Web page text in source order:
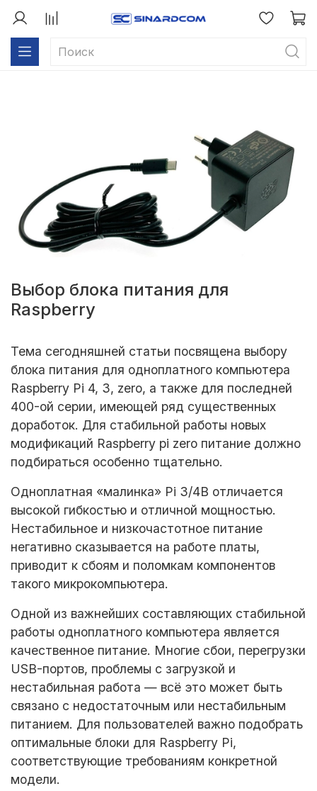
Выбор блока питания для
Raspberry
Тема сегодняшней статьи посвящена выбору
блока питания для одноплатного компьютера
Raspberry Pi 4, 3, zero, а также для последней
400-ой серии, имеющей ряд существенных
доработок. Для стабильной работы новых
модификаций Raspberry pi zero питание должно
подбираться особенно тщательно.
Одноплатная «малинка» Pi 3/4B отличается
высокой гибкостью и отличной мощностью.
Нестабильное и низкочастотное питание
негативно сказывается на работе платы,
приводит к сбоям и поломкам компонентов
такого микрокомпьютера.
Одной из важнейших составляющих стабильной
работы одноплатного компьютера является
качественное питание. Многие сбои, перегрузки
USB-портов, проблемы с загрузкой и
нестабильная работа — всё это может быть
связано с недостаточным или нестабильным
питанием. Для пользователей важно подобрать
оптимальные блоки для Raspberry Pi,
соответствующие требованиям конкретной
модели.